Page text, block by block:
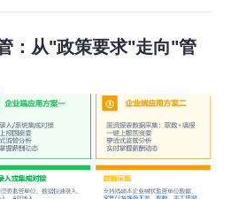
：从"政策要求"走向"管